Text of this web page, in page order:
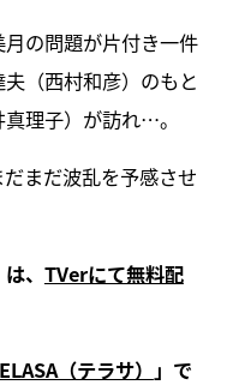
の問題が片付き一件
（西村和彦）のもと
理子）が訪れ…。
まだ波乱を予感させ
、 TVerにて無料配
（テラサ） 」で